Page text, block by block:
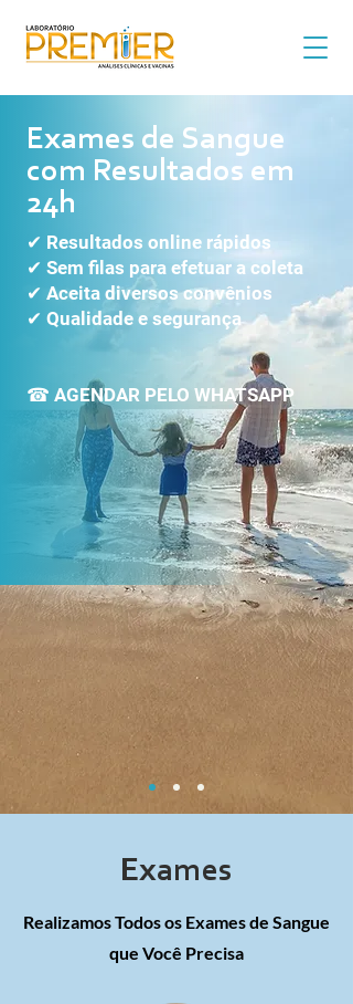
Exames de Sangue
com Resultados em
24h
✔ Resultados online rápidos
✔ Sem filas para efetuar a coleta
✔ Aceita diversos convênios
✔ Qualidade e segurança
​☎ AGENDAR PELO WHATSAPP
Exames
Realizamos Todos os Exames de Sangue
que Você Precisa